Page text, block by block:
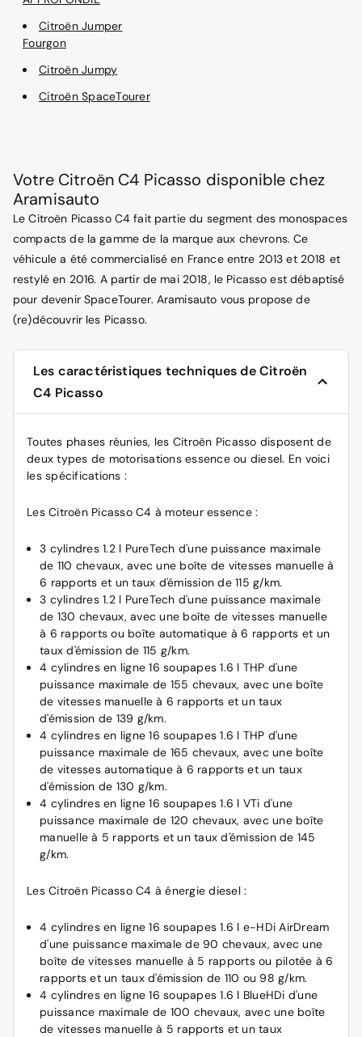
Citroën Jumper
Fourgon
Citroën Jumpy
Citroën SpaceTourer
Votre Citroën C4 Picasso disponible chez
Aramisauto
Le Citroën Picasso C4 fait partie du segment des monospaces
compacts de la gamme de la marque aux chevrons. Ce
véhicule a été commercialisé en France entre 2013 et 2018 et
restylé en 2016. A partir de mai 2018, le Picasso est débaptisé
pour devenir SpaceTourer. Aramisauto vous propose de
(re)découvrir les Picasso.
Les caractéristiques techniques de Citroën
C4 Picasso
Toutes phases réunies, les Citroën Picasso disposent de
deux types de motorisations essence ou diesel. En voici
les spécifications :
Les Citroën Picasso C4 à moteur essence :
3 cylindres 1.2 l PureTech d'une puissance maximale
de 110 chevaux, avec une boîte de vitesses manuelle à
6 rapports et un taux d'émission de 115 g/km.
3 cylindres 1.2 l PureTech d'une puissance maximale
de 130 chevaux, avec une boîte de vitesses manuelle
à 6 rapports ou boîte automatique à 6 rapports et un
taux d'émission de 115 g/km.
4 cylindres en ligne 16 soupapes 1.6 l THP d'une
puissance maximale de 155 chevaux, avec une boîte
de vitesses manuelle à 6 rapports et un taux
d'émission de 139 g/km.
4 cylindres en ligne 16 soupapes 1.6 l THP d'une
puissance maximale de 165 chevaux, avec une boîte
de vitesses automatique à 6 rapports et un taux
d'émission de 130 g/km.
4 cylindres en ligne 16 soupapes 1.6 l VTi d'une
puissance maximale de 120 chevaux, avec une boîte
manuelle à 5 rapports et un taux d'émission de 145
g/km.
Les Citroën Picasso C4 à énergie diesel :
4 cylindres en ligne 16 soupapes 1.6 l e-HDi AirDream
d'une puissance maximale de 90 chevaux, avec une
boîte de vitesses manuelle à 5 rapports ou pilotée à 6
rapports et un taux d'émission de 110 ou 98 g/km.
4 cylindres en ligne 16 soupapes 1.6 l BlueHDi d'une
puissance maximale de 100 chevaux, avec une boîte
de vitesses manuelle à 5 rapports et un taux